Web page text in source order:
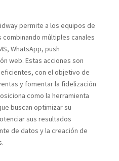
permite a los equipos de
múltiples canales
WhatsApp, push
web. Estas acciones son
con el objetivo de
y fomentar la fidelización
como la herramienta
buscan optimizar su
sus resultados
de datos y la creación de